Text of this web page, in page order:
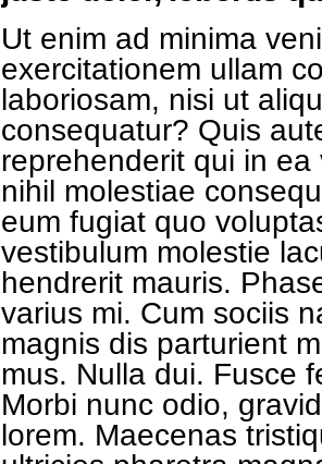
Ut enim ad minima
exercitationem ullam
laboriosam, nisi ut
consequatur? Quis
reprehenderit qui in
nihil molestiae
eum fugiat quo
vestibulum molestie
hendrerit mauris.
varius mi. Cum sociis
magnis dis parturient
mus. Nulla dui. Fusce
Morbi nunc odio,
lorem. Maecenas